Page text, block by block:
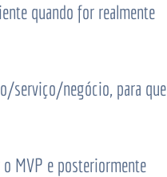
quando for realmente
serviço/negócio, para que
MVP e posteriormente